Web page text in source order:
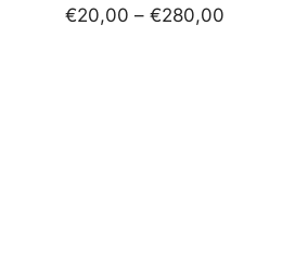
€20,00 – €280,00